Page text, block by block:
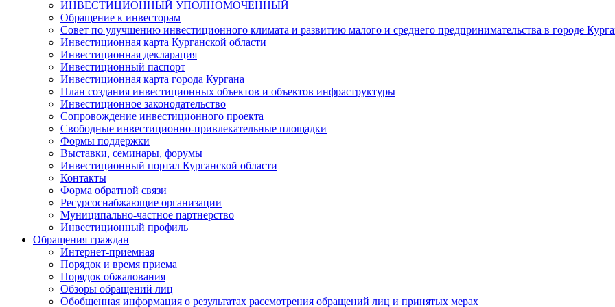
ИНВЕСТИЦИОННЫЙ УПОЛНОМОЧЕННЫЙ
Обращение к инвесторам
Совет по улучшению инвестиционного климата и развитию малого и среднего предпринимательства в городе
Инвестиционная карта Курганской области
Инвестиционная декларация
Инвестиционный паспорт
Инвестиционная карта города Кургана
План создания инвестиционных объектов и объектов инфраструктуры
Инвестиционное законодательство
Сопровождение инвестиционного проекта
Свободные инвестиционно-привлекательные площадки
Формы поддержки
Выставки, семинары, форумы
Инвестиционный портал Курганской области
Контакты
Форма обратной связи
Ресурсоснабжающие организации
Муниципально-частное партнерство
Инвестиционный профиль
Обращения граждан
Интернет-приемная
Порядок и время приема
Порядок обжалования
Обзоры обращений лиц
Обобщенная информация о результатах рассмотрения обращений лиц и принятых мерах